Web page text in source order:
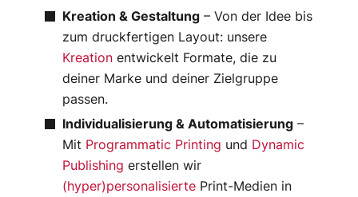
Kommunikation
sstrategie
CGI
Post Production
Kreation & Gestaltung – Von der Idee bis
zum druckfertigen Layout: unsere
Kreation entwickelt Formate, die zu
deiner Marke und deiner Zielgruppe
passen.
Individualisierung & Automatisierung –
Mit Programmatic Printing und Dynamic
Publishing erstellen wir
(hyper)personalisierte Print-Medien in